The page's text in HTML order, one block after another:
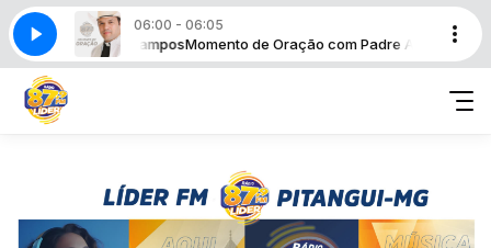
06:00 - 06:05
Alessandro CamposMomento de Oração com Padre Alessandro